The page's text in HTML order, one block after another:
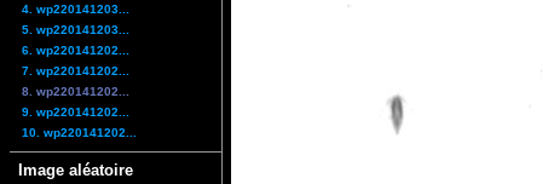
4. wp220141203...
5. wp220141203...
6. wp220141202...
7. wp220141202...
8. wp220141202...
9. wp220141202...
10. wp220141202...
Image aléatoire